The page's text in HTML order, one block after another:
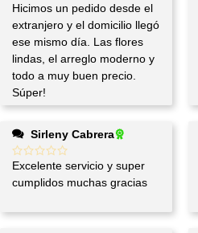
Hicimos un pedido desde el
extranjero y el domicilio llegó
ese mismo día. Las flores
lindas, el arreglo moderno y
todo a muy buen precio.
Súper!
Sirleny Cabrera
Excelente servicio y super
cumplidos muchas gracias